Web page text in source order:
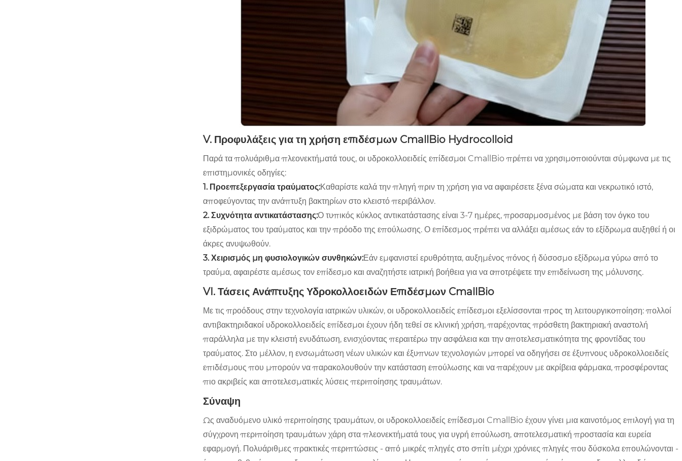
V. Προφυλάξεις για τη χρήση επιδέσμων CmallBio Hydrocolloid
Παρά τα πολυάριθμα πλεονεκτήματά τους, οι υδροκολλοειδείς επίδεσμοι CmallBio πρέπει να χρησιμοποιούνται σύμφωνα με τις
επιστημονικές οδηγίες:
1. Προεπεξεργασία τραύματος:Καθαρίστε καλά την πληγή πριν τη χρήση για να αφαιρέσετε ξένα σώματα και νεκρωτικό ιστό,
αποφεύγοντας την ανάπτυξη βακτηρίων στο κλειστό περιβάλλον.
2. Συχνότητα αντικατάστασης:Ο τυπικός κύκλος αντικατάστασης είναι 3-7 ημέρες, προσαρμοσμένος με βάση τον όγκο του
εξιδρώματος του τραύματος και την πρόοδο της επούλωσης. Ο επίδεσμος πρέπει να αλλάξει αμέσως εάν το εξίδρωμα αυξηθεί ή οι
άκρες ανυψωθούν.
3. Χειρισμός μη φυσιολογικών συνθηκών:Εάν εμφανιστεί ερυθρότητα, αυξημένος πόνος ή δύσοσμο εξίδρωμα γύρω από το
τραύμα, αφαιρέστε αμέσως τον επίδεσμο και αναζητήστε ιατρική βοήθεια για να αποτρέψετε την επιδείνωση της μόλυνσης.
VI. Τάσεις Ανάπτυξης Υδροκολλοειδών Επιδέσμων CmallBio
Με τις προόδους στην τεχνολογία ιατρικών υλικών, οι υδροκολλοειδείς επίδεσμοι εξελίσσονται προς τη λειτουργικοποίηση: πολλοί
αντιβακτηριδακοί υδροκολλοειδείς επίδεσμοι έχουν ήδη τεθεί σε κλινική χρήση, παρέχοντας πρόσθετη βακτηριακή αναστολή
παράλληλα με την κλειστή ενυδάτωση, ενισχύοντας περαιτέρω την ασφάλεια και την αποτελεσματικότητα της φροντίδας του
τραύματος. Στο μέλλον, η ενσωμάτωση νέων υλικών και έξυπνων τεχνολογιών μπορεί να οδηγήσει σε έξυπνους υδροκολλοειδείς
επιδέσμους που μπορούν να παρακολουθούν την κατάσταση επούλωσης και να παρέχουν με ακρίβεια φάρμακα, προσφέροντας
πιο ακριβείς και αποτελεσματικές λύσεις περιποίησης τραυμάτων.
Σύναψη
Ως αναδυόμενο υλικό περιποίησης τραυμάτων, οι υδροκολλοειδείς επίδεσμοι CmallBio έχουν γίνει μια καινοτόμος επιλογή για τη
σύγχρονη περιποίηση τραυμάτων χάρη στα πλεονεκτήματά τους για υγρή επούλωση, αποτελεσματική προστασία και ευρεία
εφαρμογή. Πολυάριθμες πρακτικές περιπτώσεις - από μικρές πληγές στο σπίτι μέχρι χρόνιες πληγές που δύσκολα επουλώνονται -